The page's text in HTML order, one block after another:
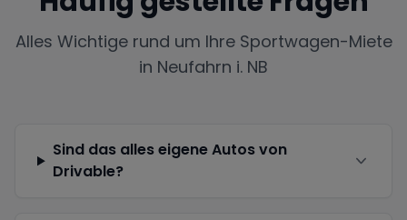
Alles Wichtige rund um Ihre Sportwagen-Miete
in Neufahrn i. NB
Sind das alles eigene Autos von
Drivable?